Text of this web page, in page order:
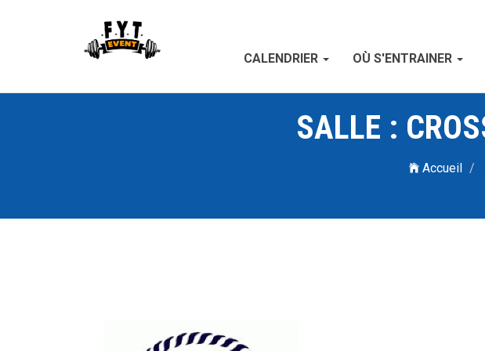
CALENDRIER OÙ S'ENTRAINER
SALLE :
Accueil